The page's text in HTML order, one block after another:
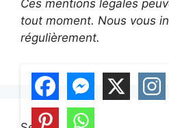
Ces mentions légales
tout moment. Nous vous
régulièrement.